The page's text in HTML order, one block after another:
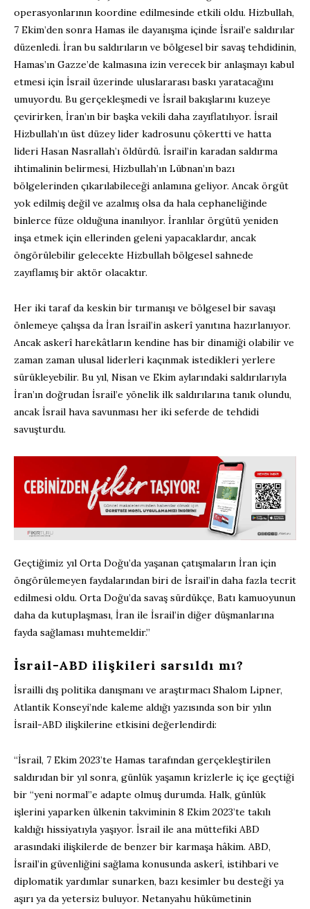
operasyonlarının koordine edilmesinde etkili oldu. Hizbullah,
7 Ekim’den sonra Hamas ile dayanışma içinde İsrail’e saldırılar
düzenledi. İran bu saldırıların ve bölgesel bir savaş tehdidinin,
Hamas’ın Gazze’de kalmasına izin verecek bir anlaşmayı kabul
etmesi için İsrail üzerinde uluslararası baskı yaratacağını
umuyordu. Bu gerçekleşmedi ve İsrail bakışlarını kuzeye
çevirirken, İran’ın bir başka vekili daha zayıflatılıyor. İsrail
Hizbullah’ın üst düzey lider kadrosunu çökertti ve hatta
lideri Hasan Nasrallah’ı öldürdü. İsrail’in karadan saldırma
ihtimalinin belirmesi, Hizbullah’ın Lübnan’ın bazı
bölgelerinden çıkarılabileceği anlamına geliyor. Ancak örgüt
yok edilmiş değil ve azalmış olsa da hala cephaneliğinde
binlerce füze olduğuna inanılıyor. İranlılar örgütü yeniden
inşa etmek için ellerinden geleni yapacaklardır, ancak
öngörülebilir gelecekte Hizbullah bölgesel sahnede
zayıflamış bir aktör olacaktır.
Her iki taraf da keskin bir tırmanışı ve bölgesel bir savaşı
önlemeye çalışsa da İran İsrail’in askerî yanıtına hazırlanıyor.
Ancak askerî harekâtların kendine has bir dinamiği olabilir ve
zaman zaman ulusal liderleri kaçınmak istedikleri yerlere
sürükleyebilir. Bu yıl, Nisan ve Ekim aylarındaki saldırılarıyla
İran’ın doğrudan İsrail’e yönelik ilk saldırılarına tanık olundu,
ancak İsrail hava savunması her iki seferde de tehdidi
savuşturdu.
Geçtiğimiz yıl Orta Doğu’da yaşanan çatışmaların İran için
öngörülemeyen faydalarından biri de İsrail’in daha fazla tecrit
edilmesi oldu. Orta Doğu’da savaş sürdükçe, Batı kamuoyunun
daha da kutuplaşması, İran ile İsrail’in diğer düşmanlarına
fayda sağlaması muhtemeldir.”
İsrail-ABD ilişkileri sarsıldı mı?
İsrailli dış politika danışmanı ve araştırmacı Shalom Lipner,
Atlantik Konseyi’nde kaleme aldığı yazısında son bir yılın
İsrail-ABD ilişkilerine etkisini değerlendirdi:
“İsrail, 7 Ekim 2023’te Hamas tarafından gerçekleştirilen
saldırıdan bir yıl sonra, günlük yaşamın krizlerle iç içe geçtiği
bir “yeni normal”e adapte olmuş durumda. Halk, günlük
işlerini yaparken ülkenin takviminin 8 Ekim 2023’te takılı
kaldığı hissiyatıyla yaşıyor. İsrail ile ana müttefiki ABD
arasındaki ilişkilerde de benzer bir karmaşa hâkim. ABD,
İsrail’in güvenliğini sağlama konusunda askerî, istihbari ve
diplomatik yardımlar sunarken, bazı kesimler bu desteği ya
aşırı ya da yetersiz buluyor. Netanyahu hükümetinin